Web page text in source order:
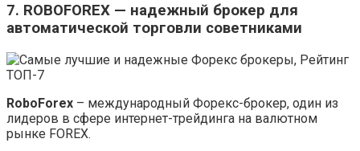
7. ROBOFOREX — надежный брокер для
автоматической торговли советниками
RoboForex – международный Форекс-брокер, один из
лидеров в сфере интернет-трейдинга на валютном
рынке FOREX.